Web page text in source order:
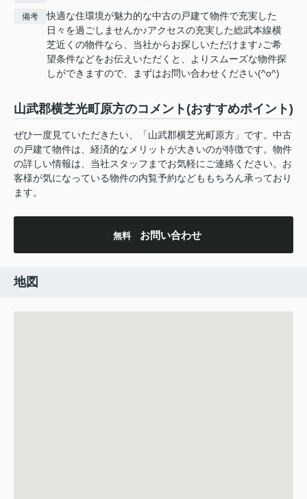
備考
快適な住環境が魅力的な中古の戸建て物件で充実した
日々を過ごしませんか♪アクセスの充実した総武本線横
芝近くの物件なら、当社からお探しいただけます♪ご希
望条件などをお伝えいただくと、よりスムーズな物件探
しができますので、まずはお問い合わせください(^o^)
山武郡横芝光町原方のコメント(おすすめポイント)
ぜひ一度見ていただきたい、「山武郡横芝光町原方」です。中古
の戸建て物件は、経済的なメリットが大きいのが特徴です。物件
の詳しい情報は、当社スタッフまでお気軽にご連絡ください。お
客様が気になっている物件の内覧予約などももちろん承っており
ます。
無料 お問い合わせ
地図